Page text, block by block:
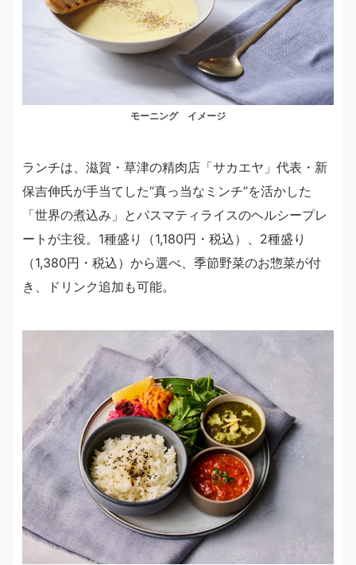
モーニング イメージ
ランチは、滋賀・草津の精肉店「サカエヤ」代表・新
保吉伸氏が手当てした“真っ当なミンチ”を活かした
「世界の煮込み」とパスマティライスのヘルシープレ
ートが主役。1種盛り（1,180円・税込）、2種盛り
（1,380円・税込）から選べ、季節野菜のお惣菜が付
き、ドリンク追加も可能。